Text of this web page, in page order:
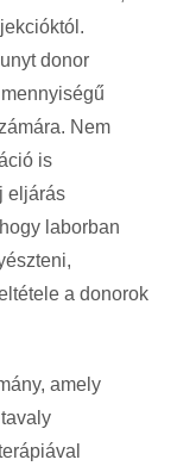
donor
Nem
is
eljárás
laborban
a donorok
amely